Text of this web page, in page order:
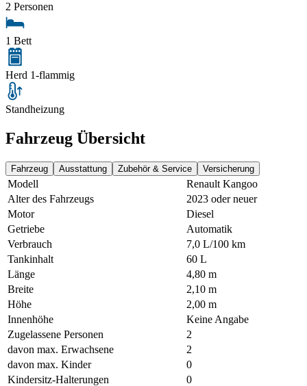
2 Personen
1 Bett
Herd 1-flammig
Standheizung
Fahrzeug Übersicht
Fahrzeug Ausstattung Zubehör & Service Versicherung
Modell
Renault Kangoo
Alter des Fahrzeugs
2023 oder neuer
Motor
Diesel
Getriebe
Automatik
Verbrauch
7,0 L/100 km
Tankinhalt
60 L
Länge
4,80 m
Breite
2,10 m
Höhe
2,00 m
Innenhöhe
Keine Angabe
Zugelassene Personen
2
davon max. Erwachsene
2
davon max. Kinder
0
Kindersitz-Halterungen
0